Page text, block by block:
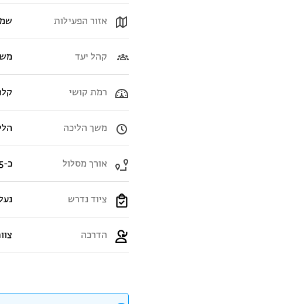
אזור הפעילות
קהל יעד
רמת קושי
משך הליכה
אורך מסלול כ-1.5 ק"מ
ציוד נדרש
הדרכה